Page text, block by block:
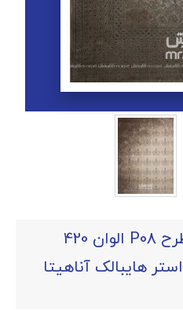
فرش ماشینی مدرن طرح P08 الوان 420
هایبالک آناهیتا